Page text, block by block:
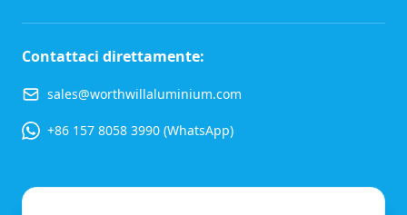
Contattaci direttamente:
sales@worthwillaluminium.com
+86 157 8058 3990 (WhatsApp)